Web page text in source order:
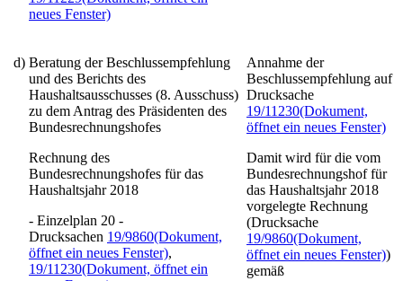
neues Fenster)
d) Beratung der Beschlussempfehlung
und des Berichts des
Haushaltsausschusses (8. Ausschuss)
zu dem Antrag des Präsidenten des
Bundesrechnungshofes
Rechnung des
Bundesrechnungshofes für das
Haushaltsjahr 2018
- Einzelplan 20 -
Drucksachen 19/9860(Dokument,
öffnet ein neues Fenster),
19/11230(Dokument, öffnet ein
Annahme der
Beschlussempfehlung auf
Drucksache
19/11230(Dokument,
öffnet ein neues Fenster)
Damit wird für die vom
Bundesrechnungshof für
das Haushaltsjahr 2018
vorgelegte Rechnung
(Drucksache
19/9860(Dokument,
öffnet ein neues Fenster))
gemäß